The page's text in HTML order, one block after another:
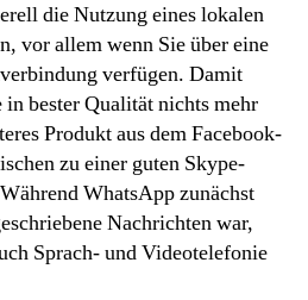
die Nutzung eines lokalen
vor allem wenn Sie über eine
verfügen. Damit
bester Qualität nichts mehr
Produkt aus dem Facebook-
zu einer guten Skype-
WhatsApp zunächst
Nachrichten war,
Sprach- und Videotelefonie